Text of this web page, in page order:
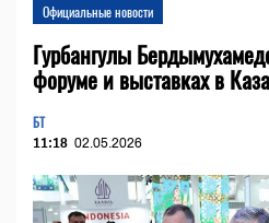
Официальные новости
Гурбангулы
форуме и выставках в
БТ
11:18 02.05.2026